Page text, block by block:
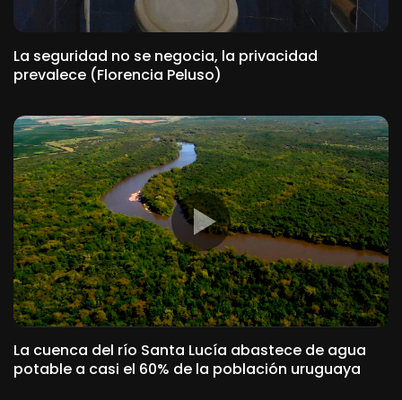
La seguridad no se negocia, la privacidad
prevalece (Florencia Peluso)
La cuenca del río Santa Lucía abastece de agua
potable a casi el 60% de la población uruguaya